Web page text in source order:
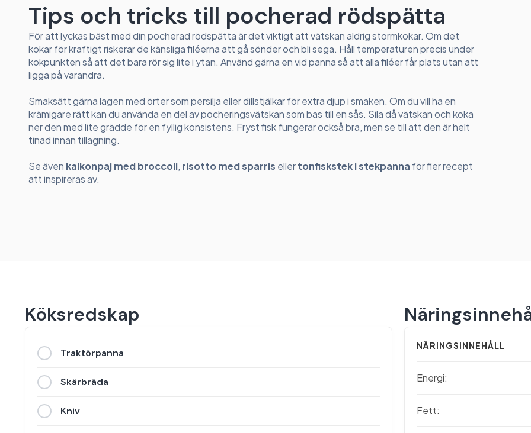
Tips och tricks till pocherad rödspätta
För att lyckas bäst med din pocherad rödspätta är det viktigt att vätskan aldrig stormkokar. Om det
kokar för kraftigt riskerar de känsliga filéerna att gå sönder och bli sega. Håll temperaturen precis under
kokpunkten så att det bara rör sig lite i ytan. Använd gärna en vid panna så att alla filéer får plats utan att
ligga på varandra.
Smaksätt gärna lagen med örter som persilja eller dillstjälkar för extra djup i smaken. Om du vill ha en
krämigare rätt kan du använda en del av pocheringsvätskan som bas till en sås. Sila då vätskan och koka
ner den med lite grädde för en fyllig konsistens. Fryst fisk fungerar också bra, men se till att den är helt
tinad innan tillagning.
Se även kalkonpaj med broccoli, risotto med sparris ellertonfiskstek i stekpanna för fler recept
att inspireras av.
Köksredskap
Traktörpanna
Skärbräda
Kniv
NÄRINGSINNEHÅLL
Energi:
Fett: